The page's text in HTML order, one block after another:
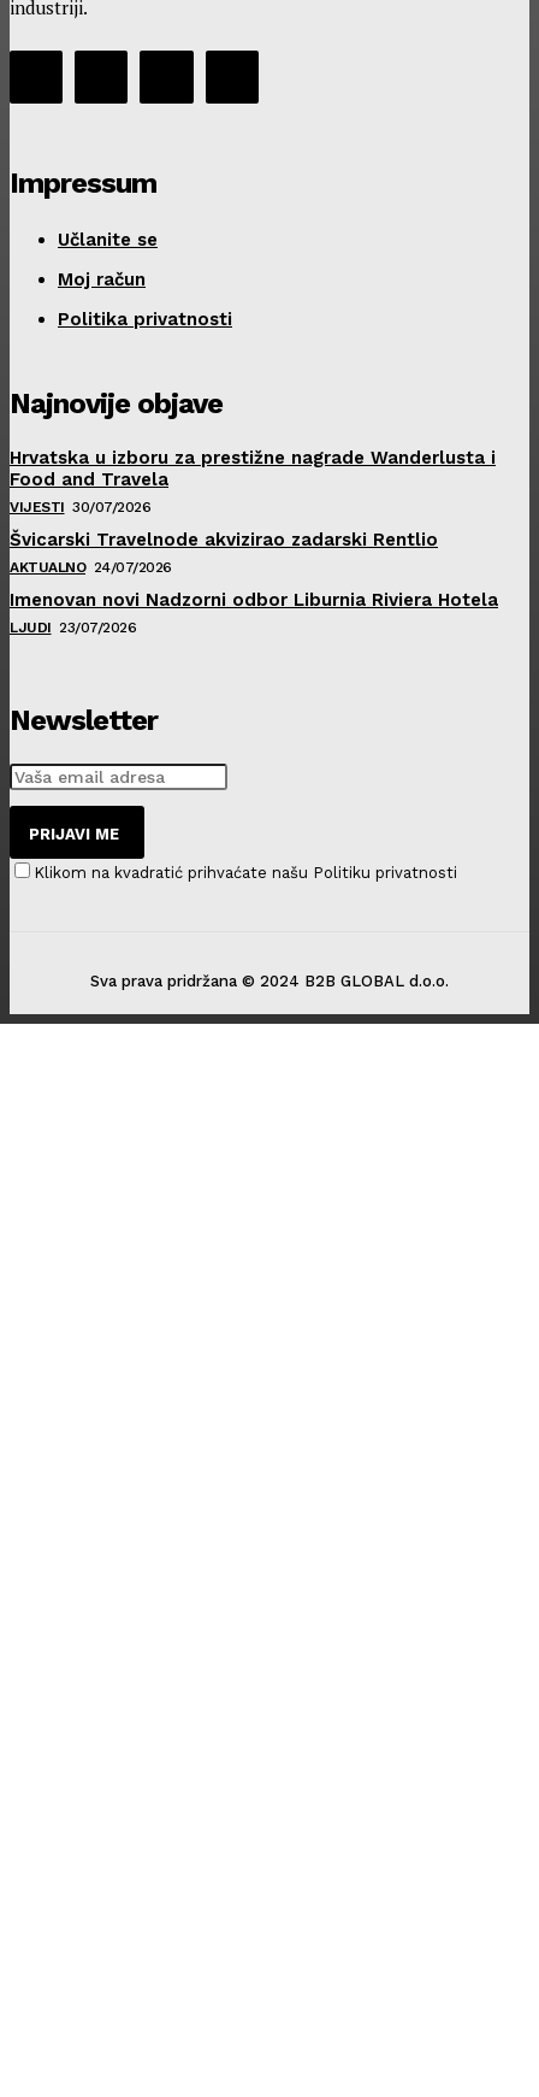
industriji.
Impressum
Učlanite se
Moj račun
Politika privatnosti
Najnovije objave
Hrvatska u izboru za prestižne nagrade Wanderlusta i
Food and Travela
VIJESTI 30/07/2026
Švicarski Travelnode akvizirao zadarski Rentlio
AKTUALNO 24/07/2026
Imenovan novi Nadzorni odbor Liburnia Riviera Hotela
LJUDI 23/07/2026
Newsletter
PRIJAVI ME
Klikom na kvadratić prihvaćate našu Politiku privatnosti
Sva prava pridržana © 2024 B2B GLOBAL d.o.o.